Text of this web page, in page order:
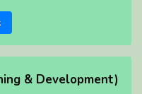
& Development)